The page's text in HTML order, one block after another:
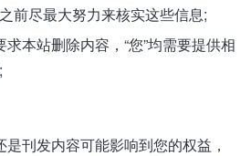
前尽最大努力来核实这些信息;
本站删除内容，“您”均需要提供相
刊发内容可能影响到您的权益，